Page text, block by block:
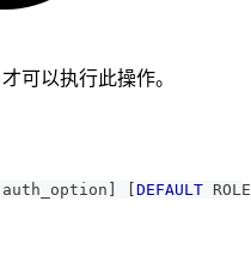
可以执行此操作。
auth_option ] [DEFAULT